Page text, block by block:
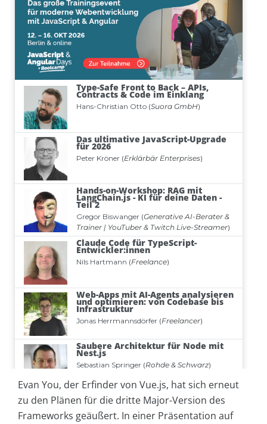
Evan You, der Erfinder von Vue.js, hat sich erneut
zu den Plänen für die dritte Major-Version des
Frameworks geäußert. In einer Präsentation auf